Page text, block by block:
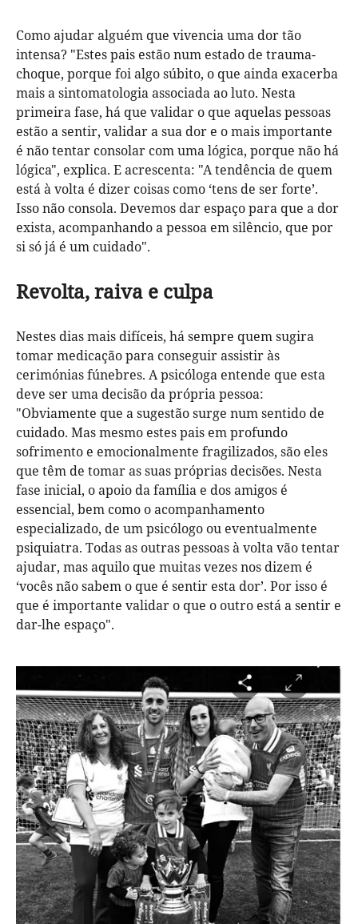
Como ajudar alguém que vivencia uma dor tão
intensa? "Estes pais estão num estado de trauma-
choque, porque foi algo súbito, o que ainda exacerba
mais a sintomatologia associada ao luto. Nesta
primeira fase, há que validar o que aquelas pessoas
estão a sentir, validar a sua dor e o mais importante
é não tentar consolar com uma lógica, porque não há
lógica", explica. E acrescenta: "A tendência de quem
está à volta é dizer coisas como ‘tens de ser forte’.
Isso não consola. Devemos dar espaço para que a dor
exista, acompanhando a pessoa em silêncio, que por
si só já é um cuidado".
Revolta, raiva e culpa
Nestes dias mais difíceis, há sempre quem sugira
tomar medicação para conseguir assistir às
cerimónias fúnebres. A psicóloga entende que esta
deve ser uma decisão da própria pessoa:
"Obviamente que a sugestão surge num sentido de
cuidado. Mas mesmo estes pais em profundo
sofrimento e emocionalmente fragilizados, são eles
que têm de tomar as suas próprias decisões. Nesta
fase inicial, o apoio da família e dos amigos é
essencial, bem como o acompanhamento
especializado, de um psicólogo ou eventualmente
psiquiatra. Todas as outras pessoas à volta vão tentar
ajudar, mas aquilo que muitas vezes nos dizem é
‘vocês não sabem o que é sentir esta dor’. Por isso é
que é importante validar o que o outro está a sentir e
dar-lhe espaço".